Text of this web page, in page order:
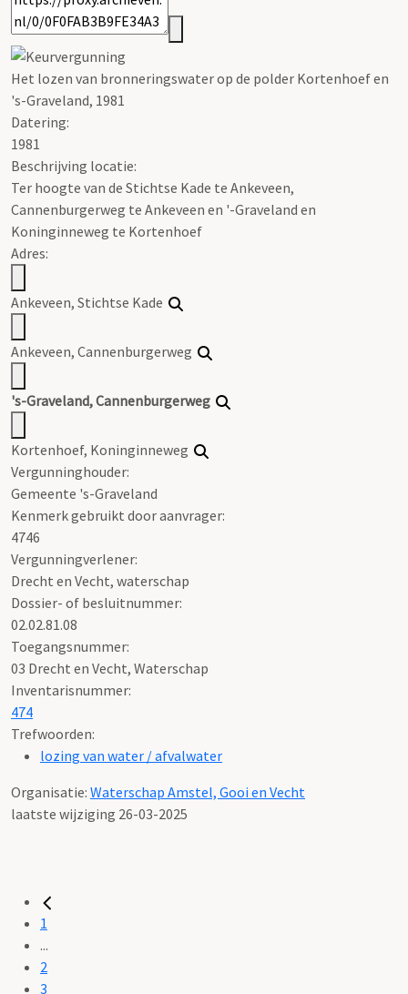
Het lozen van bronneringswater op de polder Kortenhoef en
's-Graveland, 1981
Datering:
1981
Beschrijving locatie:
Ter hoogte van de Stichtse Kade te Ankeveen,
Cannenburgerweg te Ankeveen en '-Graveland en
Koninginneweg te Kortenhoef
Adres:
Ankeveen, Stichtse Kade
Ankeveen, Cannenburgerweg
's-Graveland, Cannenburgerweg
Kortenhoef, Koninginneweg
Vergunninghouder:
Gemeente 's-Graveland
Kenmerk gebruikt door aanvrager:
4746
Vergunningverlener:
Drecht en Vecht, waterschap
Dossier- of besluitnummer:
02.02.81.08
Toegangsnummer:
03 Drecht en Vecht, Waterschap
Inventarisnummer:
474
Trefwoorden:
lozing van water / afvalwater
Organisatie: Waterschap Amstel, Gooi en Vecht
laatste wijziging 26-03-2025
1
...
2
3